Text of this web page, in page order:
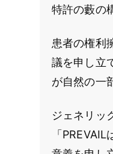
特許の藪の
患者の権利
議を申し立
が自然の一
ジェネリッ
「